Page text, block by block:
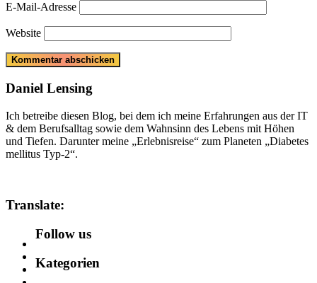
E-Mail-Adresse
Website
Daniel Lensing
Ich betreibe diesen Blog, bei dem ich meine Erfahrungen aus der IT
& dem Berufsalltag sowie dem Wahnsinn des Lebens mit Höhen
und Tiefen. Darunter meine „Erlebnisreise“ zum Planeten „Diabetes
mellitus Typ-2“.
Translate:
Follow us
Kategorien